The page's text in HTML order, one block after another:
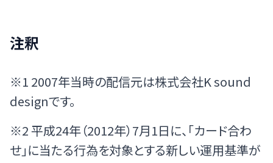
注釈
※1 2007年当時の配信元は株式会社K sound
designです。
※2 平成24年（2012年）7月1日に、「カード合わ
せ」に当たる行為を対象とする新しい運用基準が